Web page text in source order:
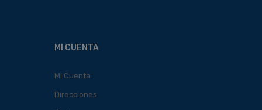
MI CUENTA
Mi Cuenta
Direcciones